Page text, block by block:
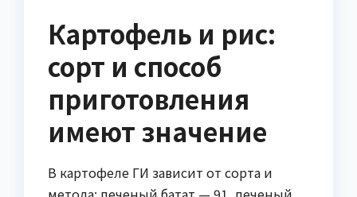
Картофель и рис:
сорт и способ
приготовления
имеют значение
В картофеле ГИ зависит от сорта и